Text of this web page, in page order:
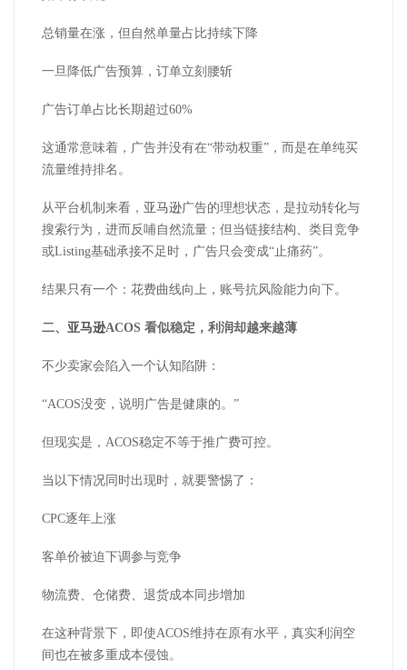
总销量在涨，但自然单量占比持续下降
一旦降低广告预算，订单立刻腰斩
广告订单占比长期超过60%
这通常意味着，广告并没有在“带动权重”，而是在单纯买
流量维持排名。
从平台机制来看， 亚马逊广告的理想状态，是拉动转化与
搜索行为，进而反哺自然流量；但当链接结构、类目竞争
或Listing基础承接不足时，广告只会变成“止痛药”。
结果只有一个：花费曲线向上，账号抗风险能力向下。
二、 亚马逊ACOS 看似稳定，利润却越来越薄
不少卖家会陷入一个认知陷阱：
“ACOS没变，说明广告是健康的。”
但现实是，ACOS稳定不等于推广费可控。
当以下情况同时出现时，就要警惕了：
CPC逐年上涨
客单价被迫下调参与竞争
物流费、仓储费、退货成本同步增加
在这种背景下，即使ACOS维持在原有水平，真实利润空
间也在被多重成本侵蚀。